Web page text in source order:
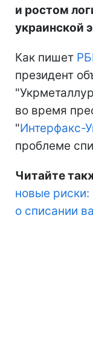
и ростом
украинской
Как пишет
президент
во время
"Интерфакс-
проблеме
Читайте
новые риски:
о списании